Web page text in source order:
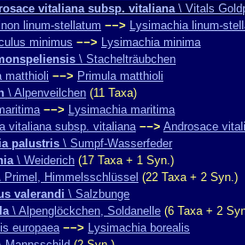
vitaliana subsp. vitaliana\ Vitals
linum-stellatum −−> Lysimachia linum-
minimus −−> Lysimachia minima
\ Stachelträubchen
matthioli −−> Primula matthioli
\ Alpenveilchen (11 Taxa)
−−> Lysimachia maritima
vitaliana subsp. vitaliana −−> Androsace
palustris \ Sumpf-Wasserfeder
\ Weiderich (17 Taxa + 1 Syn.)
Himmelsschlüssel (22 Taxa + 2 Syn.)
valerandi \ Salzbunge
\ Alpenglöckchen, Soldanelle (6 Taxa + 2
europaea −−> Lysimachia borealis